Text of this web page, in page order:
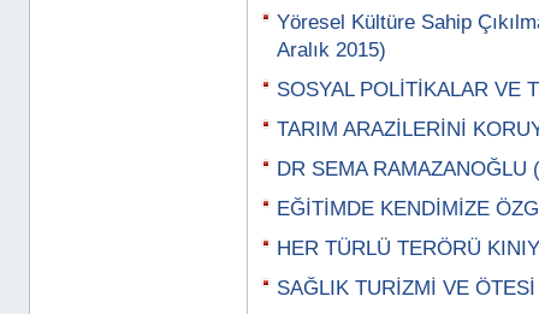
Yöresel Kültüre Sahip
Aralık 2015)
SOSYAL POLİTİKALAR VE
TARIM ARAZİLERİNİ
DR SEMA RAMAZANOĞLU
EĞİTİMDE KENDİMİZE
HER TÜRLÜ TERÖRÜ
SAĞLIK TURİZMİ VE